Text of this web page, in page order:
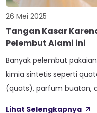
26 Mei 2025
Tangan Kasar
Pelembut Alami ini
Banyak pelembut
kimia sintetis seperti
(quats), parfum buatan,
Lihat Selengkapnya